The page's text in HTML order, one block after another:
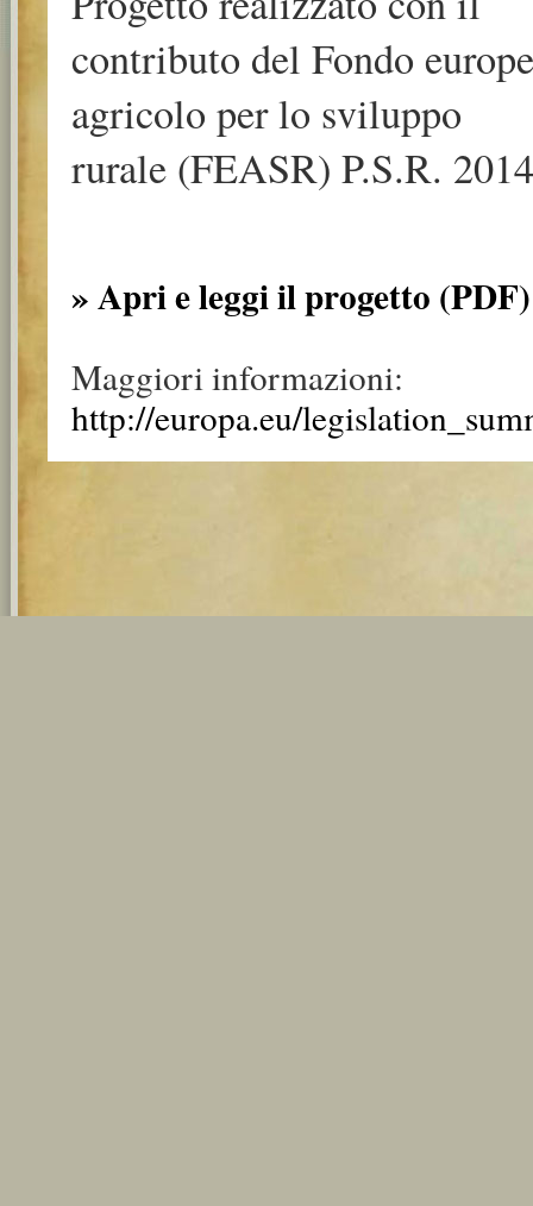
contributo del Fondo
agricolo per lo sviluppo
rurale (FEASR) P.S.R.
» Apri e leggi il progetto (PDF)
Maggiori informazioni:
http://europa.eu/